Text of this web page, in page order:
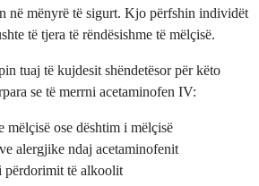
në mënyrë të sigurt. Kjo përfshin individët
të tjera të rëndësishme të mëlçisë.
tuaj të kujdesit shëndetësor për këto
se të merrni acetaminofen IV:
mëlçisë ose dështim i mëlçisë
alergjike ndaj acetaminofenit
të alkoolit